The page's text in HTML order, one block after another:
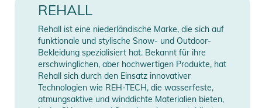
Erscheinungsjahr 2025
Farbe green
Manufacturer
Information
Herstellerangaben anzeigen
REHALL
Rehall ist eine niederländische Marke, die sich auf
funktionale und stylische Snow- und Outdoor-
Bekleidung spezialisiert hat. Bekannt für ihre
erschwinglichen, aber hochwertigen Produkte, hat
Rehall sich durch den Einsatz innovativer
Technologien wie REH-TECH, die wasserfeste,
atmungsaktive und winddichte Materialien bieten,